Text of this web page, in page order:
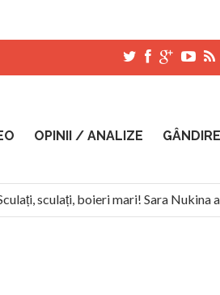
OPINII / ANALIZE
sculați, boieri mari! Sara Nukina
militează pentru federalizarea